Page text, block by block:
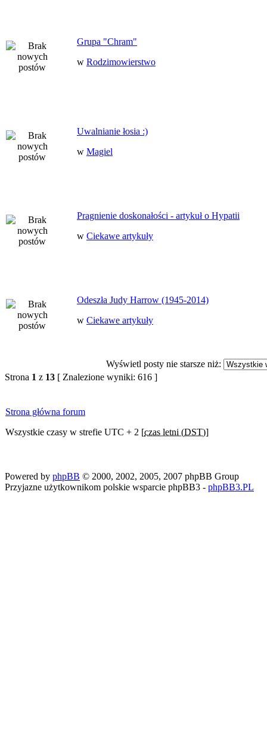
Grupa "Chram"
w Rodzimowierstwo
Uwalnianie łosia :)
w Magiel
Pragnienie doskonałości - artykuł o Hypatii
w Ciekawe artykuły
Odeszła Judy Harrow (1945-2014)
w Ciekawe artykuły
Wyświetl posty nie starsze niż:
Strona 1 z 13 [ Znalezione wyniki: 616 ]
Strona główna forum
Wszystkie czasy w strefie UTC + 2 [czas letni (DST)]
Powered by phpBB © 2000, 2002, 2005, 2007 phpBB Group
Przyjazne użytkownikom polskie wsparcie phpBB3 - phpBB3.PL